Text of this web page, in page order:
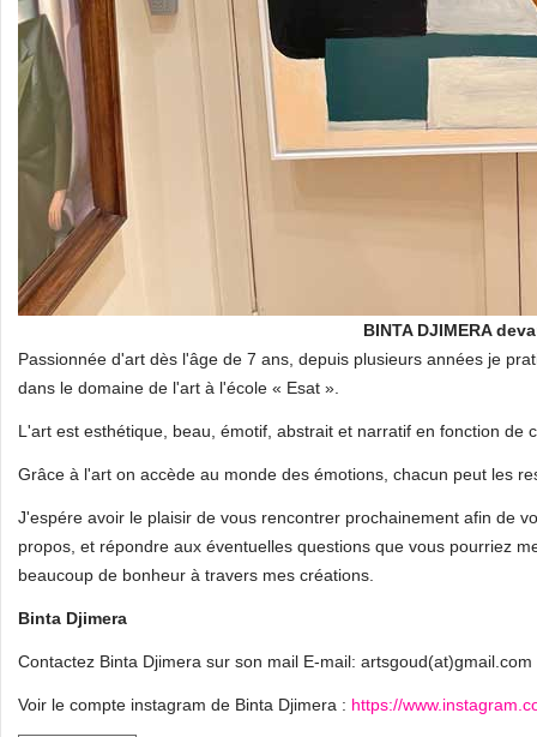
BINTA DJIMERA
Passionnée d'art dès l'âge de 7 ans, depuis plusieurs années je
dans le domaine de l'art à l'école « Esat ».
L'art est esthétique, beau, émotif, abstrait et narratif en fonction de
Grâce à l'art on accède au monde des émotions, chacun peut les
J'espére avoir le plaisir de vous rencontrer prochainement afin de
propos, et répondre aux éventuelles questions que vous pourriez
beaucoup de bonheur à travers mes créations.
Binta Djimera
Contactez Binta Djimera sur son mail E-mail: artsgoud(at)gmail.com
Voir le compte instagram de Binta Djimera : https://